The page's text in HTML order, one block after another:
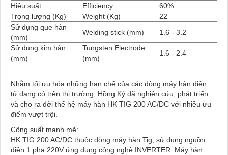
Hiệu suất
Efficiency
60%
Trọng lượng (Kg)
Weight (Kg)
22
Sử dụng que hàn
(mm)
Welding stick (mm)
1.6 - 3.2
Sử dụng kim hàn
(mm)
Tungsten Electrode
(mm)
1.6 - 2.4
Nhằm tối ưu hóa những hạn chế của các dòng máy hàn điện
tử đang có trên thị trường, Hồng Ký đã nghiên cứu, phát triển
và cho ra đời thế hệ máy hàn HK TIG 200 AC/DC với nhiều ưu
điểm vượt trội.
Công suất mạnh mẽ:
HK TIG 200 AC/DC thuộc dòng máy hàn Tig, sử dụng nguồn
điện 1 pha 220V ứng dụng công nghệ INVERTER. Máy hàn